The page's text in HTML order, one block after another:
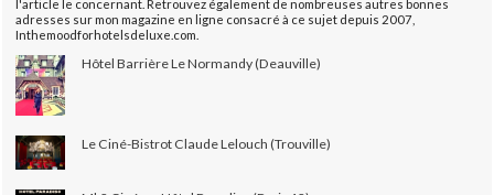
l'article le concernant. Retrouvez également de nombreuses autres bonnes
adresses sur mon magazine en ligne consacré à ce sujet depuis 2007,
Inthemoodforhotelsdeluxe.com.
Hôtel Barrière Le Normandy (Deauville)
Le Ciné-Bistrot Claude Lelouch (Trouville)